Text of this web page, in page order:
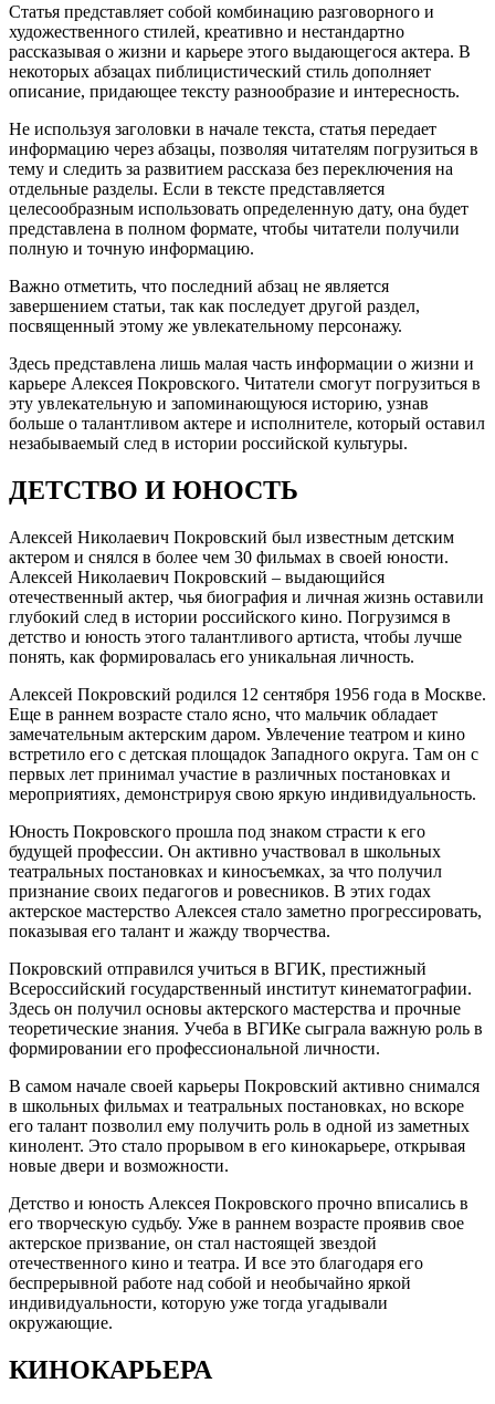
Статья представляет собой комбинацию разговорного и
художественного стилей, креативно и нестандартно
рассказывая о жизни и карьере этого выдающегося актера. В
некоторых абзацах пиблицистический стиль дополняет
описание, придающее тексту разнообразие и интересность.
Не используя заголовки в начале текста, статья передает
информацию через абзацы, позволяя читателям погрузиться в
тему и следить за развитием рассказа без переключения на
отдельные разделы. Если в тексте представляется
целесообразным использовать определенную дату, она будет
представлена в полном формате, чтобы читатели получили
полную и точную информацию.
Важно отметить, что последний абзац не является
завершением статьи, так как последует другой раздел,
посвященный этому же увлекательному персонажу.
Здесь представлена лишь малая часть информации о жизни и
карьере Алексея Покровского. Читатели смогут погрузиться в
эту увлекательную и запоминающуюся историю, узнав
больше о талантливом актере и исполнителе, который оставил
незабываемый след в истории российской культуры.
ДЕТСТВО И ЮНОСТЬ
Алексей Николаевич Покровский был известным детским
актером и снялся в более чем 30 фильмах в своей юности.
Алексей Николаевич Покровский – выдающийся
отечественный актер, чья биография и личная жизнь оставили
глубокий след в истории российского кино. Погрузимся в
детство и юность этого талантливого артиста, чтобы лучше
понять, как формировалась его уникальная личность.
Алексей Покровский родился 12 сентября 1956 года в Москве.
Еще в раннем возрасте стало ясно, что мальчик обладает
замечательным актерским даром. Увлечение театром и кино
встретило его с детская площадок Западного округа. Там он с
первых лет принимал участие в различных постановках и
мероприятиях, демонстрируя свою яркую индивидуальность.
Юность Покровского прошла под знаком страсти к его
будущей профессии. Он активно участвовал в школьных
театральных постановках и киносъемках, за что получил
признание своих педагогов и ровесников. В этих годах
актерское мастерство Алексея стало заметно прогрессировать,
показывая его талант и жажду творчества.
Покровский отправился учиться в ВГИК, престижный
Всероссийский государственный институт кинематографии.
Здесь он получил основы актерского мастерства и прочные
теоретические знания. Учеба в ВГИКе сыграла важную роль в
формировании его профессиональной личности.
В самом начале своей карьеры Покровский активно снимался
в школьных фильмах и театральных постановках, но вскоре
его талант позволил ему получить роль в одной из заметных
кинолент. Это стало прорывом в его кинокарьере, открывая
новые двери и возможности.
Детство и юность Алексея Покровского прочно вписались в
его творческую судьбу. Уже в раннем возрасте проявив свое
актерское призвание, он стал настоящей звездой
отечественного кино и театра. И все это благодаря его
беспрерывной работе над собой и необычайно яркой
индивидуальности, которую уже тогда угадывали
окружающие.
КИНОКАРЬЕРА